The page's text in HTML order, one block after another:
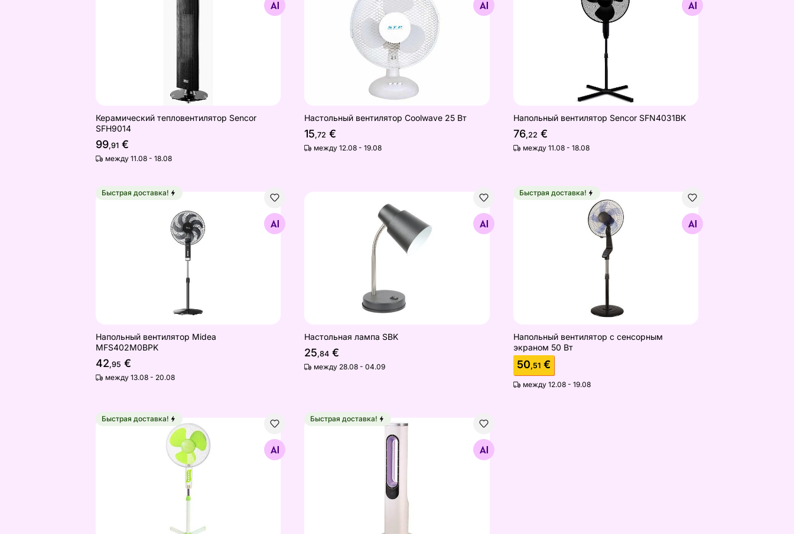
Керамический тепловентилятор Sencor
SFH9014
99,91 €
между 11.08 - 18.08
Найдите похожие
Настольный вентилятор Coolwave 25 Вт
15,72 €
между 12.08 - 19.08
Найдите похожие
Напольный вентилятор Sencor SFN4031BK
76,22 €
между 11.08 - 18.08
Напольный вентилятор Midea MFS402M0BPK
Найдите похожие
Быстрая доставка!
Напольный вентилятор Midea
MFS402M0BPK
42,95 €
между 13.08 - 20.08
Настольная лампа SBK
Найдите похожие
Настольная лампа SBK
25,84 €
между 28.08 - 04.09
Напольный вентилятор с сенсорным экраном 50 Вт
Найдите похожие
Быстрая доставка!
Напольный вентилятор с сенсорным
экраном 50 Вт
50,51€
между 12.08 - 19.08
Напольный вентилятор 60 Вт
Найдите похожие
Быстрая доставка!
Напольный вентилятор Teratu 2 в 1
Быстрая доставка!